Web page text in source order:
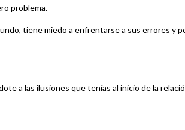
problema.
tiene miedo a enfrentarse a sus errores y
a las ilusiones que tenías al inicio de la